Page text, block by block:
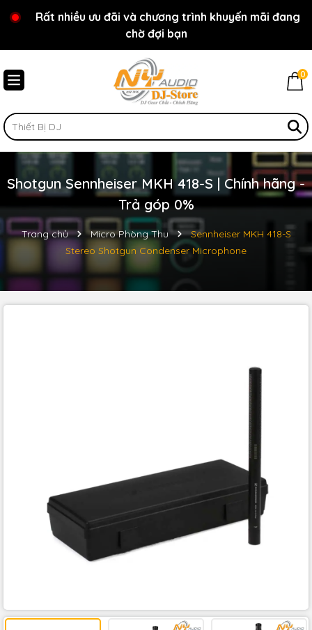
Chào mừng bạn đến với cửa hàng NY Audio - DJ
Store
Rất nhiều ưu đãi và chương trình khuyến mãi đang
chờ đợi bạn
0
Shotgun Sennheiser MKH 418-S | Chính hãng -
Trả góp 0%
Trang chủ Micro Phòng Thu
Sennheiser MKH 418-S
Stereo Shotgun Condenser Microphone